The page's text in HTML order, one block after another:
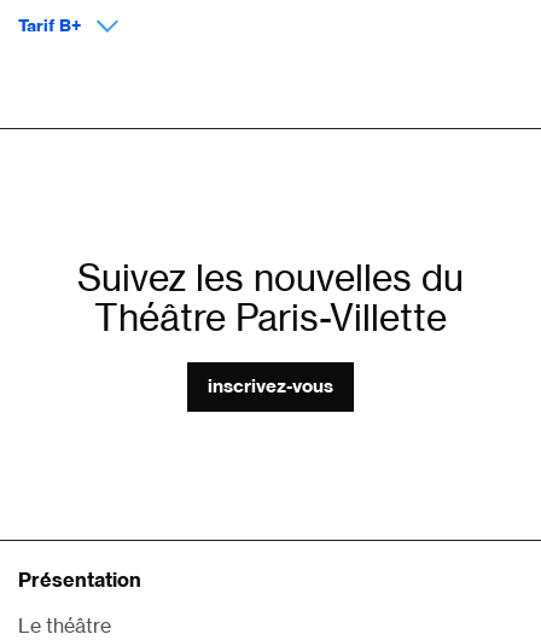
Tarif B+
Suivez les nouvelles du
Théâtre Paris-Villette
inscrivez-vous
Présentation
Le théâtre